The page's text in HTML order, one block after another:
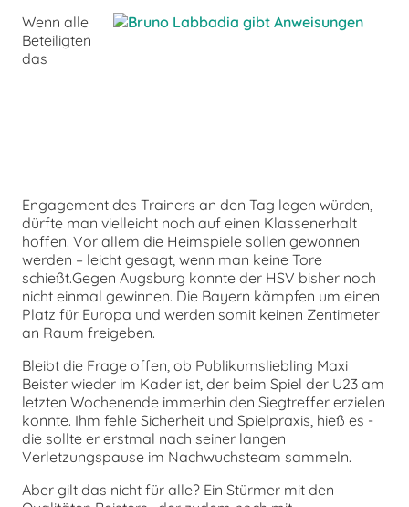
Wenn alle
Beteiligten
das
Engagement des Trainers an den Tag legen würden,
dürfte man vielleicht noch auf einen Klassenerhalt
hoffen. Vor allem die Heimspiele sollen gewonnen
werden – leicht gesagt, wenn man keine Tore
schießt.Gegen Augsburg konnte der HSV bisher noch
nicht einmal gewinnen. Die Bayern kämpfen um einen
Platz für Europa und werden somit keinen Zentimeter
an Raum freigeben.
Bleibt die Frage offen, ob Publikumsliebling Maxi
Beister wieder im Kader ist, der beim Spiel der U23 am
letzten Wochenende immerhin den Siegtreffer erzielen
konnte. Ihm fehle Sicherheit und Spielpraxis, hieß es -
die sollte er erstmal nach seiner langen
Verletzungspause im Nachwuchsteam sammeln.
Aber gilt das nicht für alle? Ein Stürmer mit den